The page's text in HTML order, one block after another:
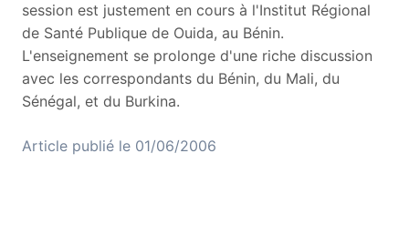
session est justement en cours à l'Institut Régional
de Santé Publique de Ouida, au Bénin.
L'enseignement se prolonge d'une riche discussion
avec les correspondants du Bénin, du Mali, du
Sénégal, et du Burkina.
Article publié le 01/06/2006